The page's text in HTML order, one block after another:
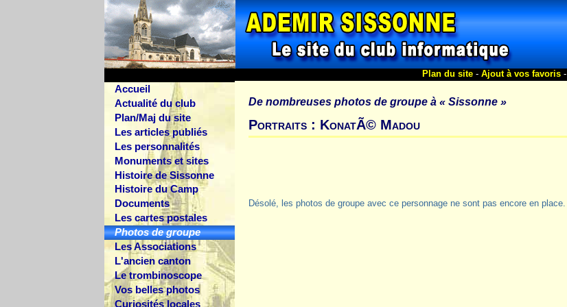
Accueil
Actualité du club
Plan/Maj du site
Les articles publiés
Les personnalités
Monuments et sites
Histoire de Sissonne
Histoire du Camp
Documents
Les cartes postales
Photos de groupe
Les Associations
L'ancien canton
Le trombinoscope
Vos belles photos
Curiosités locales
Plan du site- Ajout à vos favoris-
De nombreuses photos de groupe à « Sissonne »
Portraits : KonatÃ© Madou
Désolé, les photos de groupe avec ce personnage ne sont pas encore en place.